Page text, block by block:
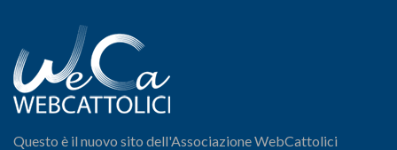
Questo è il nuovo sito dell'Associazione WebCattolici